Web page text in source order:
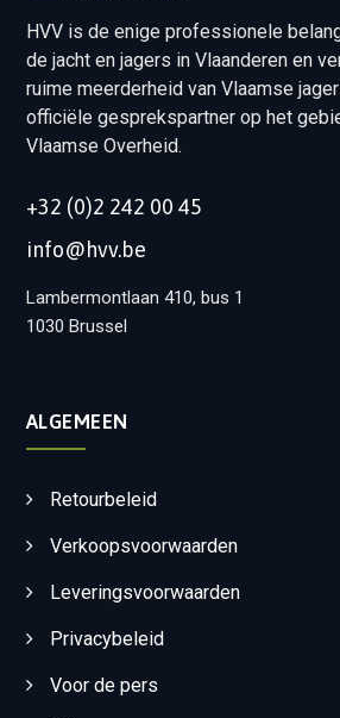
HVV is de enige professionele
de jacht en jagers in Vlaanderen en
ruime meerderheid van Vlaamse
officiële gesprekspartner op het
Vlaamse Overheid.
+32 (0)2 242 00 45
info@hvv.be
Lambermontlaan 410, bus 1
1030 Brussel
ALGEMEEN
Retourbeleid
Verkoopsvoorwaarden
Leveringsvoorwaarden
Privacybeleid
Voor de pers